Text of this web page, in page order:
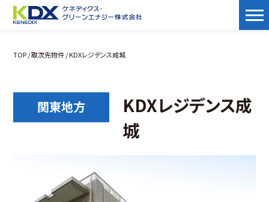
TOP/取次先物件/ KDXレジデンス成城
関東地方
KDXレジデンス成
城